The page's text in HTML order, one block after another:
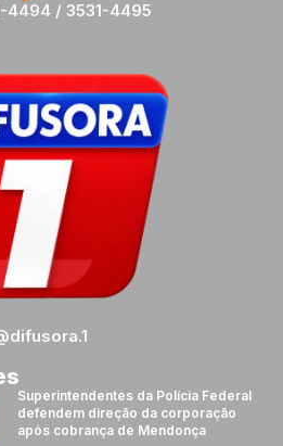
4494 / 3531-4495
Superintendentes da Polícia Federal
defendem direção da corporação
após cobrança de Mendonça